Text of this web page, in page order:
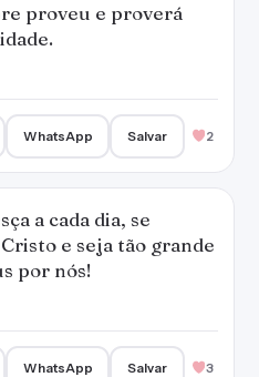
proveu e proverá
WhatsApp Salvar 2
a cada dia, se
e seja tão grande
por nós!
WhatsApp Salvar 3